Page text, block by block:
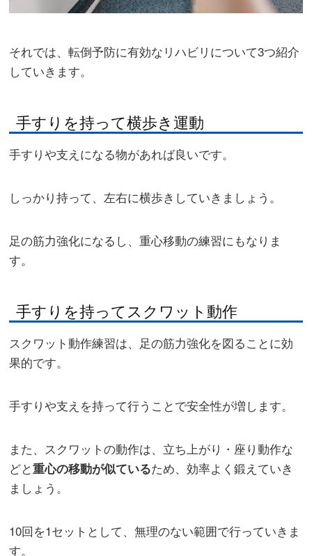
それでは、転倒予防に有効なリハビリについて3つ紹介
していきます。
手すりを持って横歩き運動
手すりや支えになる物があれば良いです。
しっかり持って、左右に横歩きしていきましょう。
足の筋力強化になるし、重心移動の練習にもなりま
す。
手すりを持ってスクワット動作
スクワット動作練習は、足の筋力強化を図ることに効
果的です。
手すりや支えを持って行うことで安全性が増します。
また、スクワットの動作は、立ち上がり・座り動作な
どと重心の移動が似ているため、効率よく鍛えていき
ましょう。
10回を1セットとして、無理のない範囲で行っていきま
す。